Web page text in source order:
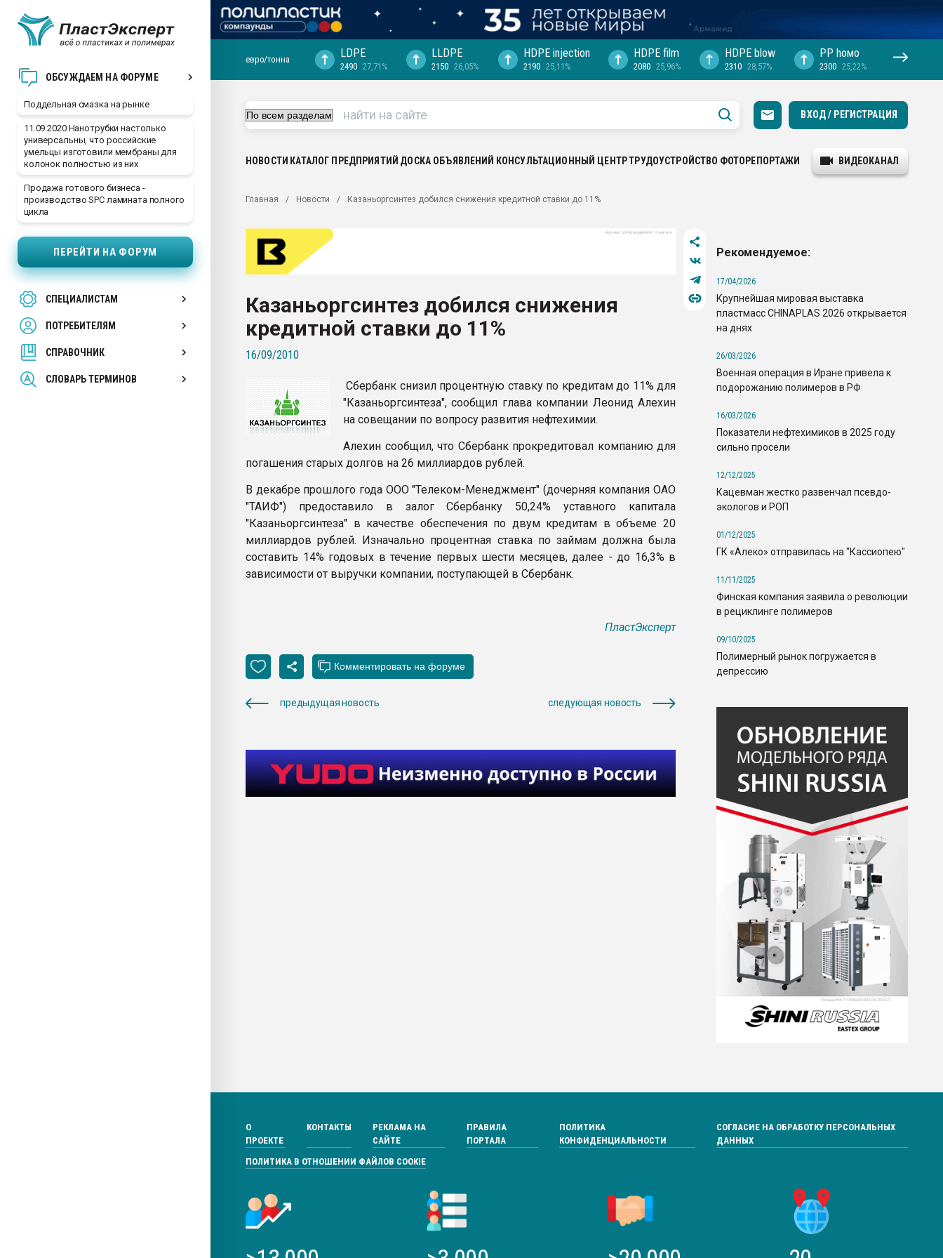
ОБСУЖДАЕМ НА ФОРУМЕ
Поддельная смазка на рынке
11.09.2020 Нанотрубки настолько
универсальны, что российские
умельцы изготовили мембраны для
колонок полностью из них
Продажа готового бизнеса -
производство SPC ламината полного
цикла
ПЕРЕЙТИ НА ФОРУМ
СПЕЦИАЛИСТАМ
ПОТРЕБИТЕЛЯМ
СПРАВОЧНИК
СЛОВАРЬ ТЕРМИНОВ
ближайшее подмосковье, с.-в.
Подмосковье, Москва
первый план в переработке
28.07.2026 "Технониколь" довольна
Всё, что касается выдува ПЭТ
Материал поверхности пуансона для
Продам отходы Композиция
поликарбоната и АБС-пластика
Armaloy PC/ABS-1IM черный цвет
евро/тонна LDPE
2490 27,71%
LLDPE
2150 26,05%
HDPE injection
2190 25,11%
HDPE film
2080 25,96%
HDPE blow
2310 28,57%
PP hомо
2300 25,22%
ВХОД / РЕГИСТРАЦИЯ
НОВОСТИ КАТАЛОГ ПРЕДПРИЯТИЙ ДОСКА ОБЪЯВЛЕНИЙ КОНСУЛЬТАЦИОННЫЙ ЦЕНТРТРУДОУСТРОЙСТВО ФОТОРЕПОРТАЖИ ВИДЕОКАНАЛ
Главная Новости Казаньоргсинтез добился снижения кредитной ставки до 11%
Казаньоргсинтез добился снижения
кредитной ставки до 11%
16/09/2010
Сбербанк снизил процентную ставку по кредитам до 11% для
"Казаньоргсинтеза", сообщил глава компании Леонид Алехин
на совещании по вопросу развития нефтехимии.
Алехин сообщил, что Сбербанк прокредитовал компанию для
погашения старых долгов на 26 миллиардов рублей.
В декабре прошлого года ООО "Телеком-Менеджмент" (дочерняя компания ОАО
"ТАИФ") предоставило в залог Сбербанку 50,24% уставного капитала
"Казаньоргсинтеза" в качестве обеспечения по двум кредитам в объеме 20
миллиардов рублей. Изначально процентная ставка по займам должна была
составить 14% годовых в течение первых шести месяцев, далее - до 16,3% в
зависимости от выручки компании, поступающей в Сбербанк.
ПластЭксперт
предыдущая новость следующая новость
Рекомендуемое:
17/04/2026
Крупнейшая мировая выставка
пластмасс CHINAPLAS 2026 открывается
на днях
26/03/2026
Военная операция в Иране привела к
подорожанию полимеров в РФ
16/03/2026
Показатели нефтехимиков в 2025 году
сильно просели
12/12/2025
Кацевман жестко развенчал псевдо-
экологов и РОП
01/12/2025
ГК «Алеко» отправилась на "Кассиопею"
11/11/2025
Финская компания заявила о революции
в рециклинге полимеров
09/10/2025
Полимерный рынок погружается в
депрессию
О
ПРОЕКТЕ
КОНТАКТЫ
РЕКЛАМА НА
САЙТЕ
ПРАВИЛА
ПОРТАЛА
ПОЛИТИКА
КОНФИДЕНЦИАЛЬНОСТИ
СОГЛАСИЕ НА ОБРАБОТКУ ПЕРСОНАЛЬНЫХ
ДАННЫХ
ПОЛИТИКА В ОТНОШЕНИИ ФАЙЛОВ COOKIE